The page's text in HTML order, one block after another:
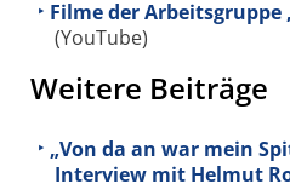
Filme der Arbeitsgruppe
(YouTube)
Weitere Beiträge
„Von da an war mein
Interview mit Helmut